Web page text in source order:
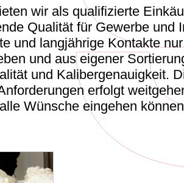
wir als qualifizierte
Qualität für Gewerbe und
und langjährige Kontakte
und aus eigener
und Kalibergenauigkeit.
erfolgt
Wünsche eingehen